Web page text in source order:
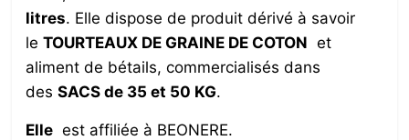
litres. Elle dispose de produit dérivé à savoir
leTOURTEAUX DE GRAINE DE COTON et
aliment de bétails, commercialisés dans
desSACS de 35 et 50 KG.
Elle est affiliée à BEONERE.